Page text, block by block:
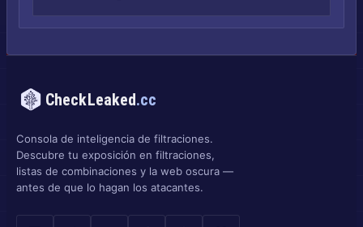
CheckLeaked.cc
Consola de inteligencia de filtraciones.
Descubre tu exposición en filtraciones,
listas de combinaciones y la web oscura —
antes de que lo hagan los atacantes.